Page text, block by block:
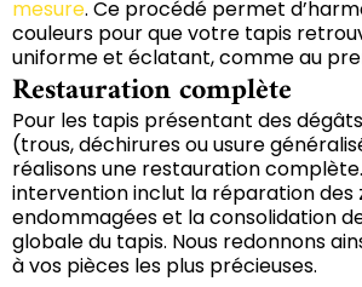
mesure. Ce procédé permet
couleurs pour que votre tapis
uniforme et éclatant, comme au
Restauration complète
Pour les tapis présentant des
(trous, déchirures ou usure
réalisons une restauration
intervention inclut la réparation des
endommagées et la consolidation
globale du tapis. Nous redonnons
à vos pièces les plus précieuses.